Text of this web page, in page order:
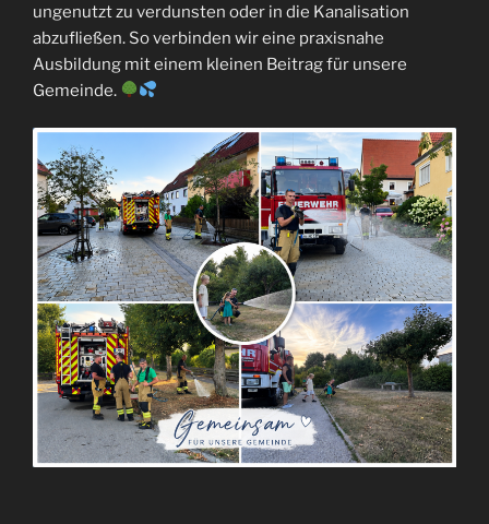
ungenutzt zu verdunsten oder in die Kanalisation
abzufließen. So verbinden wir eine praxisnahe
Ausbildung mit einem kleinen Beitrag für unsere
Gemeinde.